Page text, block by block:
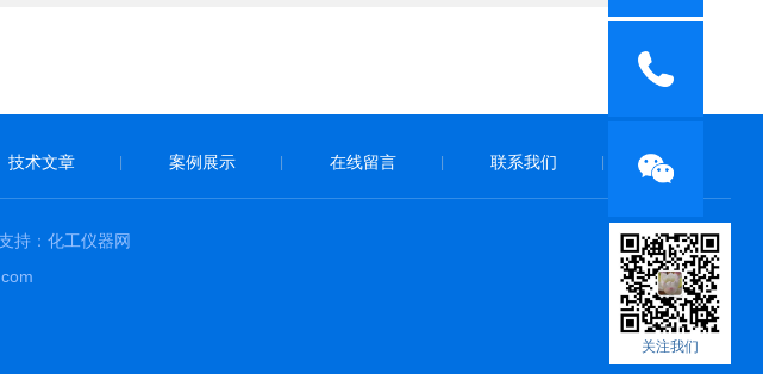
技术文章 案例展示 在线留言 联系我们
持： 化工仪器网
关注我们